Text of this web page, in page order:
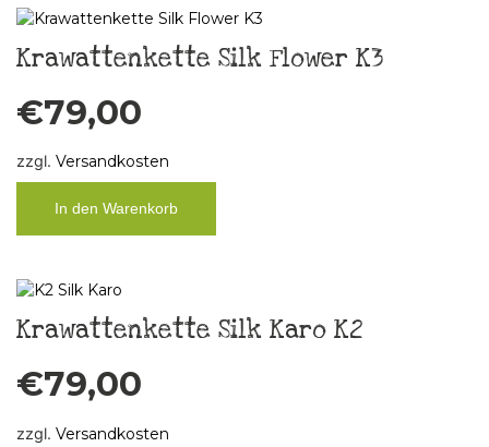
Krawattenkette Silk Flower K3
€79,00
zzgl. Versandkosten
In den Warenkorb
Krawattenkette Silk Karo K2
€79,00
zzgl. Versandkosten